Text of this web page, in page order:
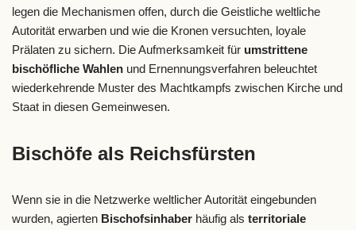
legen die Mechanismen offen, durch die Geistliche weltliche
Autorität erwarben und wie die Kronen versuchten, loyale
Prälaten zu sichern. Die Aufmerksamkeit für umstrittene
bischöfliche Wahlen und Ernennungsverfahren beleuchtet
wiederkehrende Muster des Machtkampfs zwischen Kirche und
Staat in diesen Gemeinwesen.
Bischöfe als Reichsfürsten
Wenn sie in die Netzwerke weltlicher Autorität eingebunden
wurden, agierten Bischofsinhaber häufig als territoriale